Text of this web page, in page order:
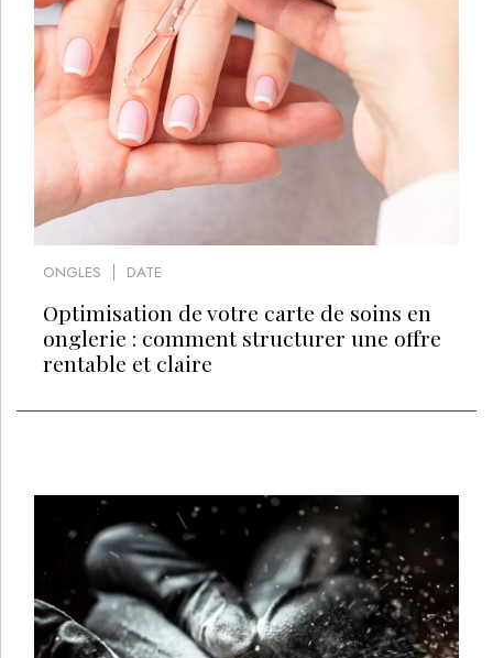
ONGLES DATE
Optimisation de votre carte de soins en
onglerie : comment structurer une offre
rentable et claire